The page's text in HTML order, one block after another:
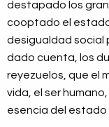
destapado los
cooptado el
desigualdad social
dado cuenta, los
reyezuelos, que el
vida, el ser
esencia del estado